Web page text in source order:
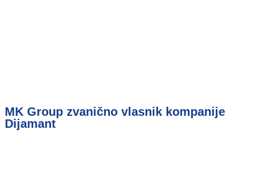
MK Group zvanično vlasnik kompanije
Dijamant